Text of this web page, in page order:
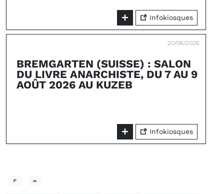
Infokiosques
20/06/2026
BREMGARTEN (SUISSE) : SALON
DU LIVRE ANARCHISTE, DU 7 AU 9
AOÛT 2026 AU KUZEB
Infokiosques